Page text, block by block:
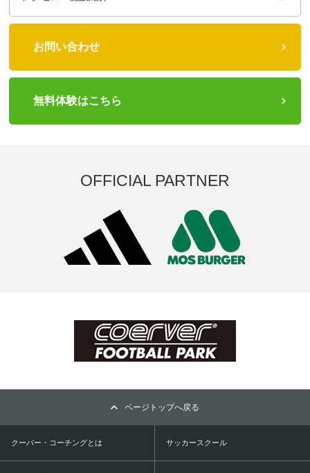
お問い合わせ
無料体験はこちら
OFFICIAL PARTNER
ページトップへ戻る
クーバー・コーチングとは サッカースクール